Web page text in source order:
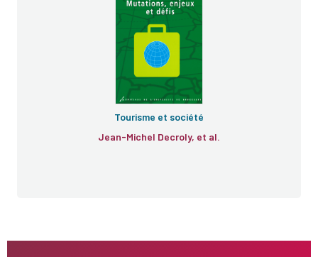
Tourisme et société
Jean-Michel Decroly, et al.